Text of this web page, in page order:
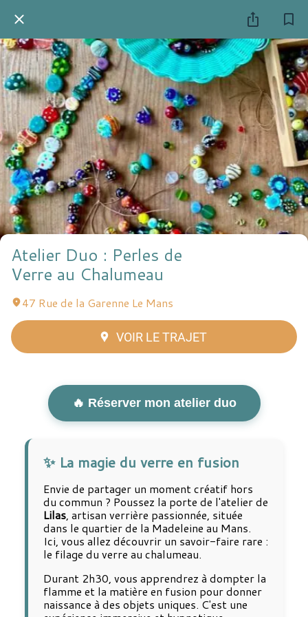
Atelier Duo : Perles de
Verre au Chalumeau
47 Rue de la Garenne Le Mans
VOIR LE TRAJET
🔥 Réserver mon atelier duo
✨ La magie du verre en fusion
Envie de partager un moment créatif hors
du commun ? Poussez la porte de l'atelier de
Lilas , artisan verrière passionnée, située
dans le quartier de la Madeleine au Mans.
Ici, vous allez découvrir un savoir-faire rare :
le filage du verre au chalumeau.
Durant 2h30, vous apprendrez à dompter la
flamme et la matière en fusion pour donner
naissance à des objets uniques. C'est une